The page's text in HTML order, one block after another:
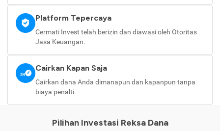
Platform Tepercaya
Cermati Invest telah berizin dan diawasi oleh Otoritas
Jasa Keuangan.
Cairkan Kapan Saja
Cairkan dana Anda dimanapun dan kapanpun tanpa
biaya penalti.
Pilihan Investasi Reksa Dana